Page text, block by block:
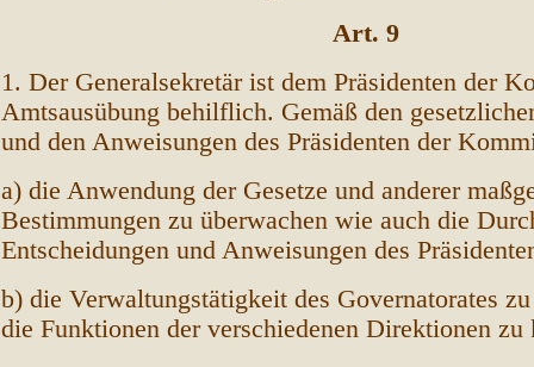
Art. 9
1. Der Generalsekretär ist dem Präsidenten der
Amtsausübung behilflich. Gemäß den
und den Anweisungen des Präsidenten der
a) die Anwendung der Gesetze und anderer
Bestimmungen zu überwachen wie auch die
Entscheidungen und Anweisungen des
b) die Verwaltungstätigkeit des Governatorates
die Funktionen der verschiedenen Direktionen